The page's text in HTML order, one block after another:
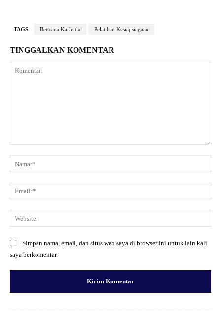
TAGS Bencana Karhutla Pelatihan Kesiapsiagaan
TINGGALKAN KOMENTAR
Simpan nama, email, dan situs web saya di browser ini untuk lain kali
saya berkomentar.